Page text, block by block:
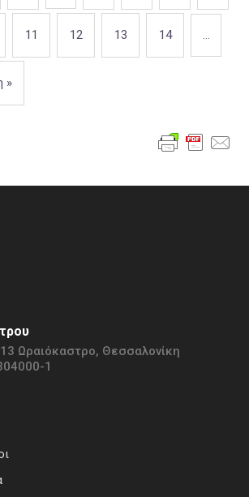
11 12 13 14 …
»
Ωραιόκαστρο, Θεσσαλονίκη
1